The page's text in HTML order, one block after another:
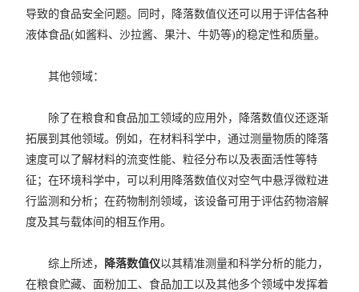
导致的食品安全问题。同时，降落数值仪还可以用于评估各种
液体食品(如酱料、沙拉酱、果汁、牛奶等)的稳定性和质量。
其他领域：
除了在粮食和食品加工领域的应用外，降落数值仪还逐渐
拓展到其他领域。例如，在材料科学中，通过测量物质的降落
速度可以了解材料的流变性能、粒径分布以及表面活性等特
征；在环境科学中，可以利用降落数值仪对空气中悬浮微粒进
行监测和分析；在药物制剂领域，该设备可用于评估药物溶解
度及其与载体间的相互作用。
综上所述， 降落数值仪以其精准测量和科学分析的能力，
在粮食贮藏、面粉加工、食品加工以及其他多个领域中发挥着